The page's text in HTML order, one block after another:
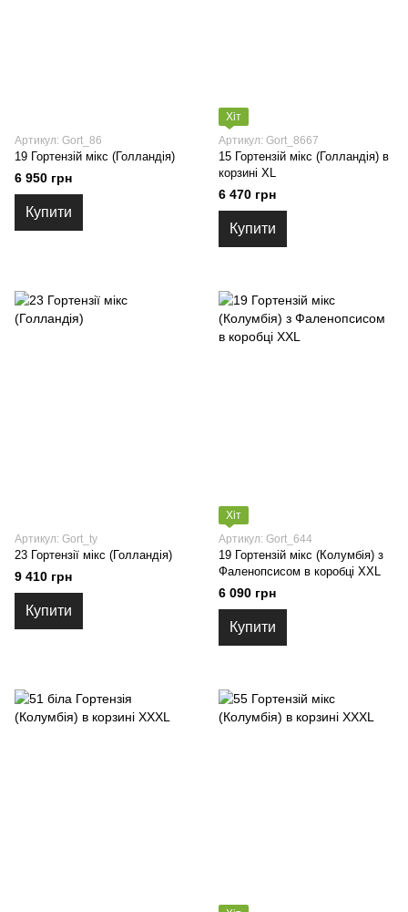
Артикул: Gort_86
19 Гортензій мікс (Голландія)
6 950 грн
Купити
Хіт
Артикул: Gort_8667
15 Гортензій мікс (Голландія) в
корзині XL
6 470 грн
Купити
Артикул: Gort_ty
23 Гортензії мікс (Голландія)
9 410 грн
Купити
Хіт
Артикул: Gort_644
19 Гортензій мікс (Колумбія) з
Фаленопсисом в коробці XXL
6 090 грн
Купити